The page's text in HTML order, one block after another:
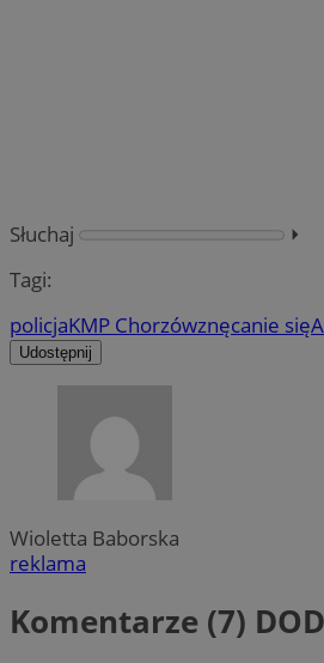
Słuchaj
⏵︎
Tagi:
policjaKMP Chorzówznęcanie się
Udostępnij
Wioletta Baborska
reklama
Komentarze (7)